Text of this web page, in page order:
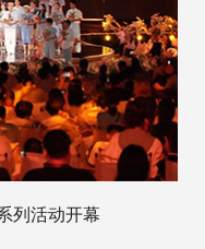
列活动开幕